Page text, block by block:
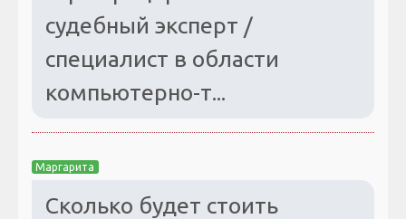
судебный эксперт /
специалист в области
компьютерно-т...
Маргарита
Сколько будет стоить